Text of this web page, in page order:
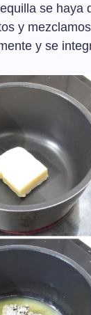
se haya
y
y se